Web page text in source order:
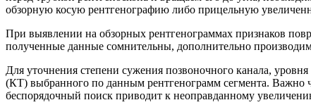
обзорную косую рентгенографию либо прицельную
При выявлении на обзорных рентгенограммах признаков
полученные данные сомнительны, дополнительно
Для уточнения степени сужения позвоночного канала,
(КТ) выбранного по данным рентгенограмм сегмента. Важно
беспорядочный поиск приводит к неоправданному